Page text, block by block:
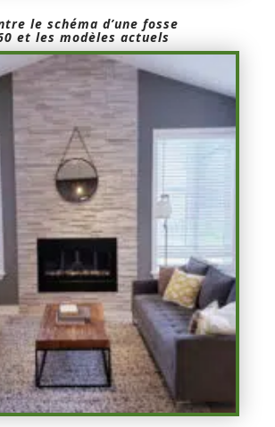
le schéma d’une fosse
et les modèles actuels